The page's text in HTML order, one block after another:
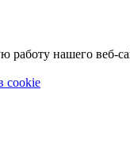
нашего веб-
cookie